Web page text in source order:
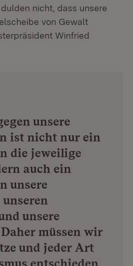
nicht, dass unsere
von Gewalt
Winfried
unsere
ist nicht nur ein
die jeweilige
auch ein
unsere
unseren
unsere
müssen wir
und jeder Art